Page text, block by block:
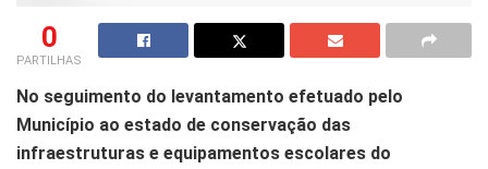
0
PARTILHAS
No seguimento do levantamento efetuado pelo
Município ao estado de conservação das
infraestruturas e equipamentos escolares do